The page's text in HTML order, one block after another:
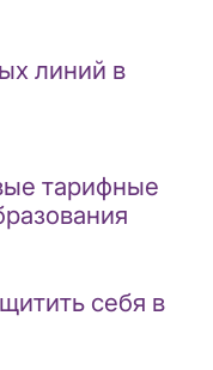
линий в
тарифные
себя в